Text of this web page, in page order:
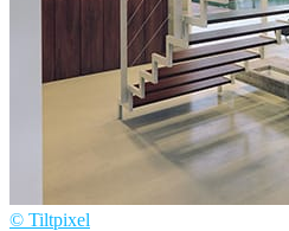
© Tiltpixel